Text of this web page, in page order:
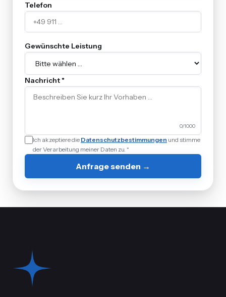
Telefon
Gewünschte Leistung
Nachricht *
0/1000
Ich akzeptiere die Datenschutzbestimmungen und stimme
der Verarbeitung meiner Daten zu. *
Anfrage senden →